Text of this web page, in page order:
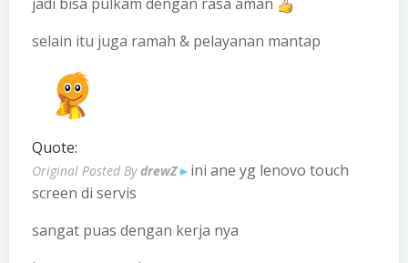
selain itu juga ramah & pelayanan mantap
Quote:
Original Posted BydrewZ► ini ane yg lenovo touch
screen di servis
sangat puas dengan kerja nya